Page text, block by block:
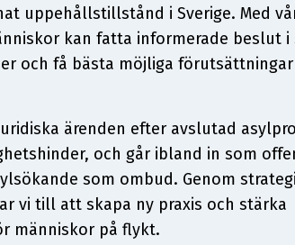
uppehållstillstånd i Sverige. Med
kan fatta informerade beslut i
och få bästa möjliga
ärenden efter avslutad
och går ibland in som
som ombud. Genom
vi till att skapa ny praxis och stärka
människor på flykt.